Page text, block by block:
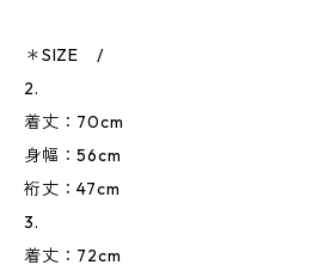
＊SIZE /
2.
着丈：70cm
身幅：56cm
裄丈：47cm
3.
着丈：72cm